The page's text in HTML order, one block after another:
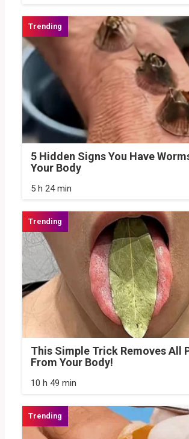
5 Hidden Signs You Have
Your Body
5 h 24 min
This Simple Trick Removes All
From Your Body!
10 h 49 min